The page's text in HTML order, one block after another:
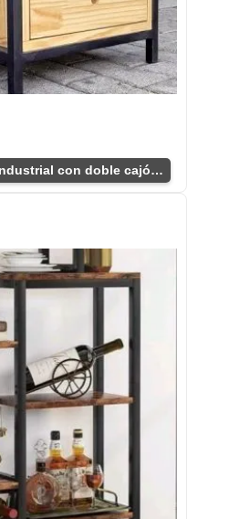
Mesa auxiliar industrial con doble cajón práctico